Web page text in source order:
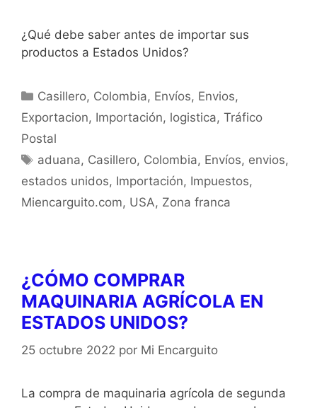
¿Qué debe saber antes de importar sus
productos a Estados Unidos?
Casillero, Colombia, Envíos, Envios,
Exportacion, Importación, logistica, Tráfico
Postal
aduana, Casillero, Colombia, Envíos, envios,
estados unidos, Importación, Impuestos,
Miencarguito.com, USA, Zona franca
¿CÓMO COMPRAR
MAQUINARIA AGRÍCOLA EN
ESTADOS UNIDOS?
25 octubre 2022 por Mi Encarguito
La compra de maquinaria agrícola de segunda